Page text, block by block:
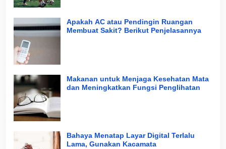
Apakah AC atau Pendingin Ruangan
Membuat Sakit? Berikut Penjelasannya
Makanan untuk Menjaga Kesehatan Mata
dan Meningkatkan Fungsi Penglihatan
Bahaya Menatap Layar Digital Terlalu
Lama, Gunakan Kacamata